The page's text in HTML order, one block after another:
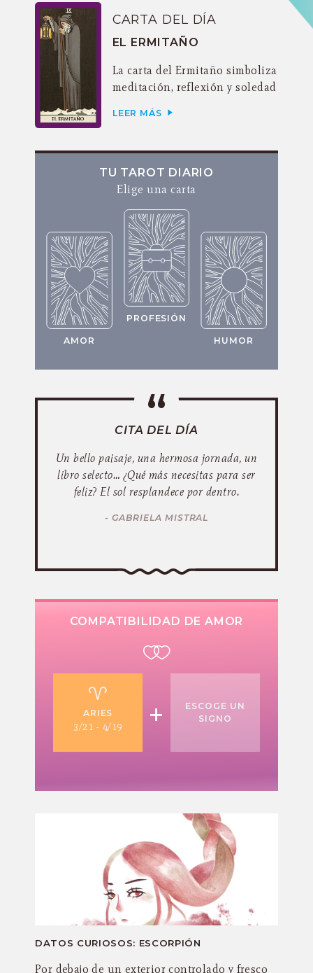
CARTA DEL DÍA
EL ERMITAÑO
La carta del Ermitaño simboliza
meditación, reflexión y soledad
LEER MÁS
TU TAROT DIARIO
Elige una carta
AMOR
PROFESIÓN
HUMOR
CITA DEL DÍA
Un bello paisaje, una hermosa jornada, un
libro selecto… ¿Qué más necesitas para ser
feliz? El sol resplandece por dentro.
- GABRIELA MISTRAL
COMPATIBILIDAD DE AMOR
ARIES
3/21 - 4/19 +
ESCOGE UN
SIGNO
DATOS CURIOSOS: ESCORPIÓN
Por debajo de un exterior controlado y fresco